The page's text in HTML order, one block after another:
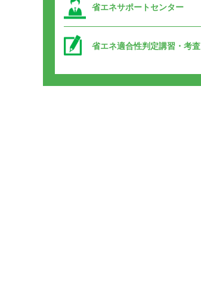
省エネサポートセンター
省エネ適合性判定講習・考査